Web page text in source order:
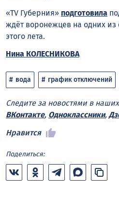
«TV Губерния» подготовила
ждёт воронежцев на одних
этого лета.
Нина КОЛЕСНИКОВА
вода график отключений
Следите за новостями в
ВКонтакте, Одноклассники,
Нравится
Поделиться: